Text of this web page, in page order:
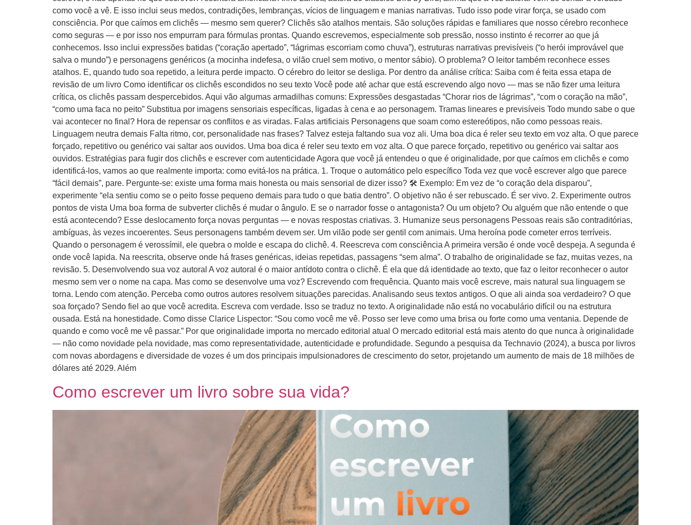
como você a vê. E isso inclui seus medos, contradições, lembranças, vícios de linguagem e manias narrativas. Tudo isso pode virar força, se usado com
consciência. Por que caímos em clichês — mesmo sem querer? Clichês são atalhos mentais. São soluções rápidas e familiares que nosso cérebro reconhece
como seguras — e por isso nos empurram para fórmulas prontas. Quando escrevemos, especialmente sob pressão, nosso instinto é recorrer ao que já
conhecemos. Isso inclui expressões batidas (“coração apertado”, “lágrimas escorriam como chuva”), estruturas narrativas previsíveis (“o herói improvável que
salva o mundo”) e personagens genéricos (a mocinha indefesa, o vilão cruel sem motivo, o mentor sábio). O problema? O leitor também reconhece esses
atalhos. E, quando tudo soa repetido, a leitura perde impacto. O cérebro do leitor se desliga. Por dentro da análise crítica: Saiba com é feita essa etapa de
revisão de um livro Como identificar os clichês escondidos no seu texto Você pode até achar que está escrevendo algo novo — mas se não fizer uma leitura
crítica, os clichês passam despercebidos. Aqui vão algumas armadilhas comuns: Expressões desgastadas “Chorar rios de lágrimas”, “com o coração na mão”,
“como uma faca no peito” Substitua por imagens sensoriais específicas, ligadas à cena e ao personagem. Tramas lineares e previsíveis Todo mundo sabe o que
vai acontecer no final? Hora de repensar os conflitos e as viradas. Falas artificiais Personagens que soam como estereótipos, não como pessoas reais.
Linguagem neutra demais Falta ritmo, cor, personalidade nas frases? Talvez esteja faltando sua voz ali. Uma boa dica é reler seu texto em voz alta. O que parece
forçado, repetitivo ou genérico vai saltar aos ouvidos. Uma boa dica é reler seu texto em voz alta. O que parece forçado, repetitivo ou genérico vai saltar aos
ouvidos. Estratégias para fugir dos clichês e escrever com autenticidade Agora que você já entendeu o que é originalidade, por que caímos em clichês e como
identificá-los, vamos ao que realmente importa: como evitá-los na prática. 1. Troque o automático pelo específico Toda vez que você escrever algo que parece
“fácil demais”, pare. Pergunte-se: existe uma forma mais honesta ou mais sensorial de dizer isso? 🛠 Exemplo: Em vez de “o coração dela disparou”,
experimente “ela sentiu como se o peito fosse pequeno demais para tudo o que batia dentro”. O objetivo não é ser rebuscado. É ser vivo. 2. Experimente outros
pontos de vista Uma boa forma de subverter clichês é mudar o ângulo. E se o narrador fosse o antagonista? Ou um objeto? Ou alguém que não entende o que
está acontecendo? Esse deslocamento força novas perguntas — e novas respostas criativas. 3. Humanize seus personagens Pessoas reais são contraditórias,
ambíguas, às vezes incoerentes. Seus personagens também devem ser. Um vilão pode ser gentil com animais. Uma heroína pode cometer erros terríveis.
Quando o personagem é verossímil, ele quebra o molde e escapa do clichê. 4. Reescreva com consciência A primeira versão é onde você despeja. A segunda é
onde você lapida. Na reescrita, observe onde há frases genéricas, ideias repetidas, passagens “sem alma”. O trabalho de originalidade se faz, muitas vezes, na
revisão. 5. Desenvolvendo sua voz autoral A voz autoral é o maior antídoto contra o clichê. É ela que dá identidade ao texto, que faz o leitor reconhecer o autor
mesmo sem ver o nome na capa. Mas como se desenvolve uma voz? Escrevendo com frequência. Quanto mais você escreve, mais natural sua linguagem se
torna. Lendo com atenção. Perceba como outros autores resolvem situações parecidas. Analisando seus textos antigos. O que ali ainda soa verdadeiro? O que
soa forçado? Sendo fiel ao que você acredita. Escreva com verdade. Isso se traduz no texto. A originalidade não está no vocabulário difícil ou na estrutura
ousada. Está na honestidade. Como disse Clarice Lispector: “Sou como você me vê. Posso ser leve como uma brisa ou forte como uma ventania. Depende de
quando e como você me vê passar.” Por que originalidade importa no mercado editorial atual O mercado editorial está mais atento do que nunca à originalidade
— não como novidade pela novidade, mas como representatividade, autenticidade e profundidade. Segundo a pesquisa da Technavio (2024), a busca por livros
com novas abordagens e diversidade de vozes é um dos principais impulsionadores de crescimento do setor, projetando um aumento de mais de 18 milhões de
dólares até 2029. Além
Como escrever um livro sobre sua vida?